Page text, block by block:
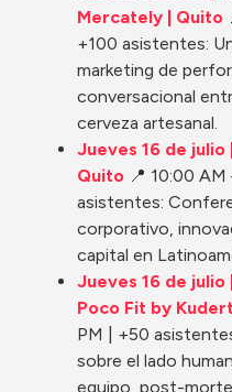
Mercately | Quito
+100 asistentes:
marketing de
conversacional
cerveza artesanal.
Jueves 16 de julio
Quito 📍 10:00
asistentes:
corporativo,
capital en
Jueves 16 de julio
Poco Fit by
PM | +50
sobre el lado
equipo, post-